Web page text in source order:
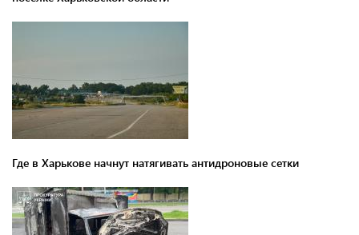
Где в Харькове начнут натягивать антидроновые сетки